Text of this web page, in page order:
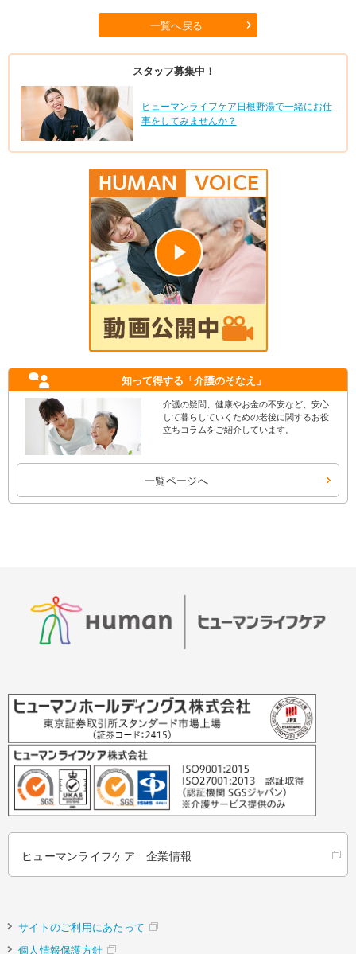
一覧へ戻る
スタッフ募集中！
ヒューマンライフケア日根野湯で一緒にお仕
事をしてみませんか？
知って得する 「介護のそなえ」
介護の疑問、健康やお金の不安など、安心
して暮らしていくための老後に関するお役
立ちコラムをご紹介しています。
一覧ページへ
ヒューマンライフケア 企業情報
サイトのご利用にあたって
個人情報保護方針